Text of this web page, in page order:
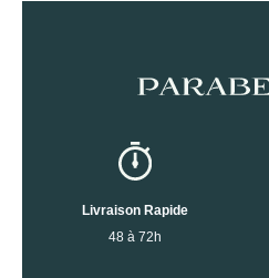
Livraison Rapide
48 à 72h